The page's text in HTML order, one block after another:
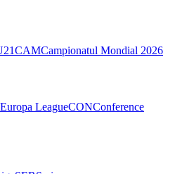
CAMCampionatul Mondial 2026
Europa LeagueCONConference